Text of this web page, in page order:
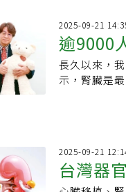
後的存活率和血型相容移植
（LD-RAPID
2025-09-21
逾9000
長久以來，
示，腎臟是
2025-09-21
台灣器